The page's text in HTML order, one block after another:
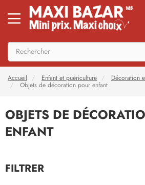
Accueil Enfant et puériculture
Décoration
Objets de décoration pour enfant
OBJETS DE
ENFANT
FILTRER